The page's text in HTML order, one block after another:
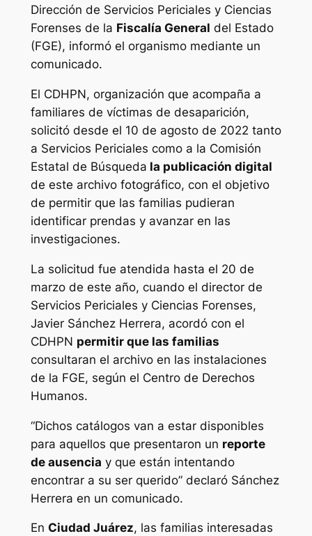
Dirección de Servicios Periciales y Ciencias
Forenses de la Fiscalía General del Estado
(FGE), informó el organismo mediante un
comunicado.
El CDHPN, organización que acompaña a
familiares de víctimas de desaparición,
solicitó desde el 10 de agosto de 2022 tanto
a Servicios Periciales como a la Comisión
Estatal de Búsqueda la publicación digital
de este archivo fotográfico, con el objetivo
de permitir que las familias pudieran
identificar prendas y avanzar en las
investigaciones.
La solicitud fue atendida hasta el 20 de
marzo de este año, cuando el director de
Servicios Periciales y Ciencias Forenses,
Javier Sánchez Herrera, acordó con el
CDHPN permitir que las familias
consultaran el archivo en las instalaciones
de la FGE, según el Centro de Derechos
Humanos.
“Dichos catálogos van a estar disponibles
para aquellos que presentaron un reporte
de ausencia y que están intentando
encontrar a su ser querido” declaró Sánchez
Herrera en un comunicado.
En Ciudad Juárez, las familias interesadas